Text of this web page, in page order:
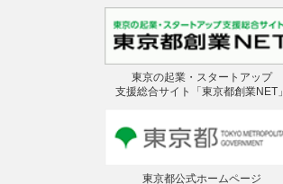
東京の起業・スタートアップ
支援総合サイト「東京都創業NET」
東京都公式ホームページ